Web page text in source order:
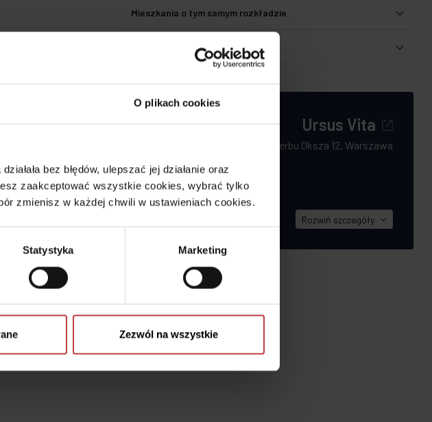
O plikach cookies
bez błędów, ulepszać jej działanie oraz
zaakceptować wszystkie cookies, wybrać tylko
zmienisz w każdej chwili w ustawieniach cookies.
Statystyka Marketing
Zezwól na wszystkie
Mieszkania o tym samym rozkładzie
dzielnicy doceniają Ursus za
Dzięki bogatej ofercie
coraz większą popularność
Ursus Vita
Herbu Oksza 12, Warszawa
Rozwiń szczegóły